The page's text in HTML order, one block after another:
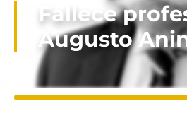
Fallece
Augusto